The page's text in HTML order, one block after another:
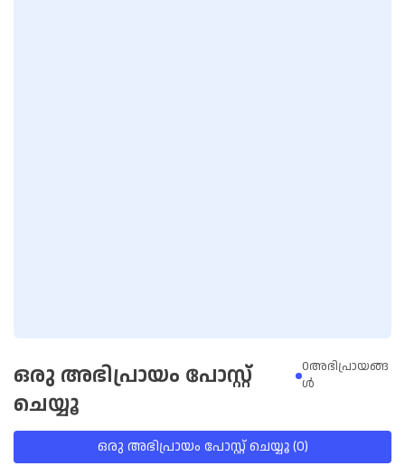
ഒരു അഭിപ്രായം പോസ്റ്റ്
ചെയ്യൂ
0അഭിപ്രായങ്ങ
ള്‍
ഒരു അഭിപ്രായം പോസ്റ്റ് ചെയ്യൂ (0)